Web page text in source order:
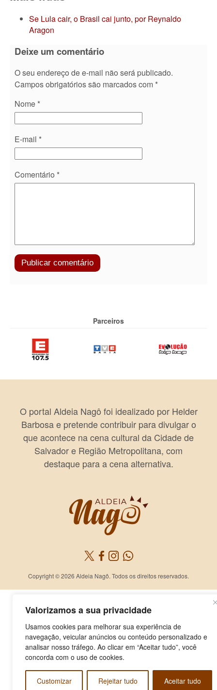
Valorizamos a sua privacidade
Usamos cookies para melhorar sua experiência de
navegação, veicular anúncios ou conteúdo personalizado e
analisar nosso tráfego. Ao clicar em “Aceitar tudo”, você
concorda com o uso de cookies.
Customizar Rejeitar tudo Aceitar tudo
Se Lula cair, o Brasil cai junto, por Reynaldo
Aragon
Deixe um comentário
O seu endereço de e-mail não será publicado.
Campos obrigatórios são marcados com *
Nome *
E-mail *
Comentário *
Parceiros
O portal Aldeia Nagô foi idealizado por Helder
Barbosa e pretende contribuir para divulgar o
que acontece na cena cultural da Cidade de
Salvador e Região Metropolitana, com
destaque para a cena alternativa.
Copyright © 2026 Aldeia Nagô. Todos os direitos reservados.